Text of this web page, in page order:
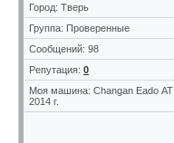
Город: Тверь
Группа: Проверенные
Сообщений: 98
Репутация: 0
Моя машина: Changan Eado АТ
2014 г.